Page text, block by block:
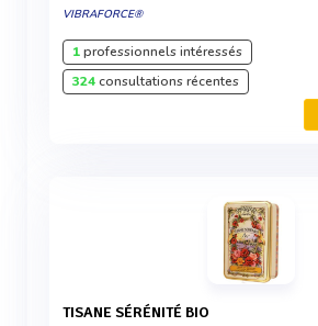
VIBRAFORCE®
1professionnels intéressés
324consultations récentes
TISANE SÉRÉNITÉ BIO